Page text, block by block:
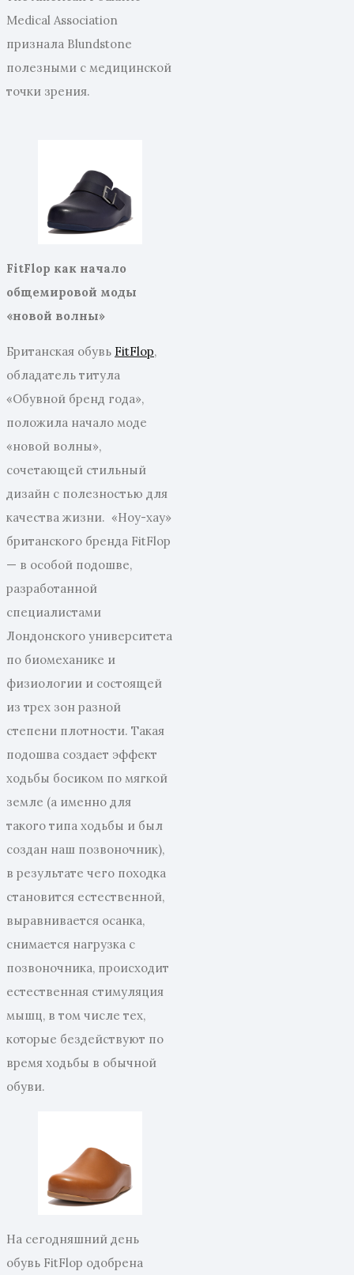
Medical Association
признала Blundstone
полезными с медицинской
точки зрения.
FitFlop как начало
общемировой моды
«новой волны»
Британская обувь FitFlop,
обладатель титула
«Обувной бренд года»,
положила начало моде
«новой волны»,
сочетающей стильный
дизайн с полезностью для
качества жизни. «Ноу-хау»
британского бренда FitFlop
— в особой подошве,
разработанной
специалистами
Лондонского университета
по биомеханике и
физиологии и состоящей
из трех зон разной
степени плотности. Такая
подошва создает эффект
ходьбы босиком по мягкой
земле (а именно для
такого типа ходьбы и был
создан наш позвоночник),
в результате чего походка
становится естественной,
выравнивается осанка,
снимается нагрузка с
позвоночника, происходит
естественная стимуляция
мышц, в том числе тех,
которые бездействуют по
время ходьбы в обычной
обуви.
На сегодняшний день
обувь FitFlop одобрена